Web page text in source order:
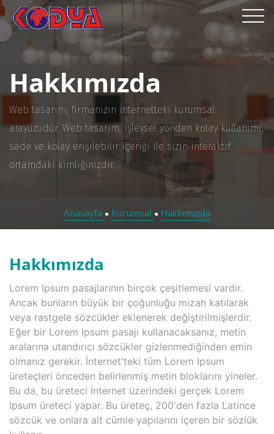
Hakkımızda
Web tasarım, firmanızın internetteki kurumsal
arayüzüdür. Web tasarım, işlevsel yönden kolay kullanımı,
sade ve kolay erişilebilir içeriği ile sizin interaktif
ortamdaki kimliğinizdir.
Anasayfa ● Kurumsal ● Hakkımızda
Hakkımızda
Lorem Ipsum pasajlarının birçok çeşitlemesi vardır.
Ancak bunların büyük bir çoğunluğu mizah katılarak
veya rastgele sözcükler eklenerek değiştirilmişlerdir.
Eğer bir Lorem Ipsum pasajı kullanacaksanız, metin
aralarına utandırıcı sözcükler gizlenmediğinden emin
olmanız gerekir. İnternet'teki tüm Lorem Ipsum
üreteçleri önceden belirlenmiş metin bloklarını yineler.
Bu da, bu üreteci İnternet üzerindeki gerçek Lorem
Ipsum üreteci yapar. Bu üreteç, 200'den fazla Latince
sözcük ve onlara ait cümle yapılarını içeren bir sözlük